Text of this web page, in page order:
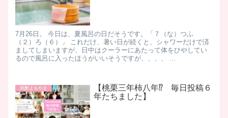
7月26日。 今日は、夏風呂の日だそうです。「７（な）つふ
（２）ろ（６）」 これだけ、暑い日が続くと、シャワーだけで済
ましてしまいますが、日中はクーラーにあたって体をひやしてい
るので風呂に入ったほうがいいそうですが、、、、 ...
焼酎よもやま
【桃栗三年柿八年⁉ 毎日投稿６
年たちました】